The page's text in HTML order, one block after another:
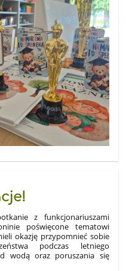
z funkcjonariuszami
poświęcone tematowi
okazję przypomnieć sobie
podczas letniego
wodą oraz poruszania się